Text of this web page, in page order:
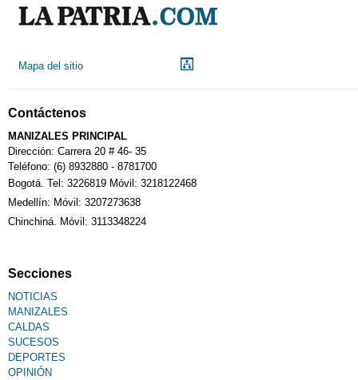
Mapa del sitio
Contáctenos
MANIZALES PRINCIPAL
Dirección: Carrera 20 # 46- 35
Teléfono: (6) 8932880 - 8781700
Bogotá. Tel: 3226819 Móvil: 3218122468
Medellín: Móvil: 3207273638
Chinchiná. Móvil: 3113348224
Secciones
NOTICIAS
MANIZALES
CALDAS
SUCESOS
DEPORTES
OPINIÓN